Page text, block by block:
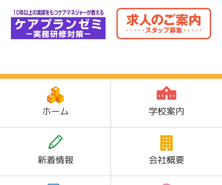
ホーム 学校案内
新着情報 会社概要